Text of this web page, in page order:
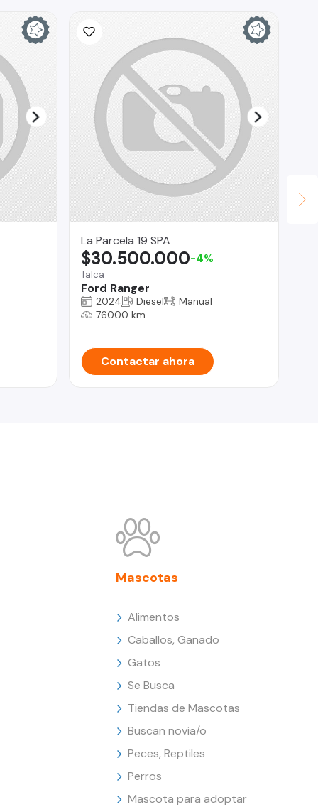
La Parcela 19 SPA
Talca
Ford Ranger
$30.500.000-4%
2024 Diesel
Manual
76000 km
Contactar ahora
La
Mascotas
Alimentos
Caballos, Ganado
Gatos
Se Busca
Tiendas de Mascotas
Buscan novia/o
Peces, Reptiles
Perros
Mascota para adoptar